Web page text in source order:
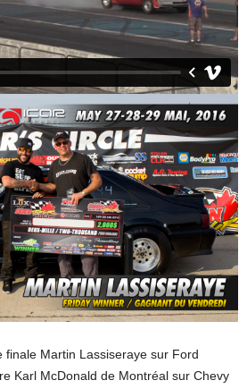
finale Martin Lassiseraye sur Ford
Karl McDonald de Montréal sur Chevy